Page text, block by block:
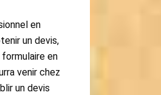
en
un devis,
en
venir chez
un devis